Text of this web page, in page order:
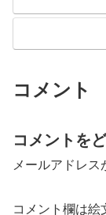
コメント
コメントを
メールアドレス
コメント欄は絵